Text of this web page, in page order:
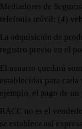
Mediadores de
telefonía móvil; (4)
La adquisición de
registro previo en el
El usuario quedará
establecidas para
ejemplo, el pago de un
RACC no es el
se establece así